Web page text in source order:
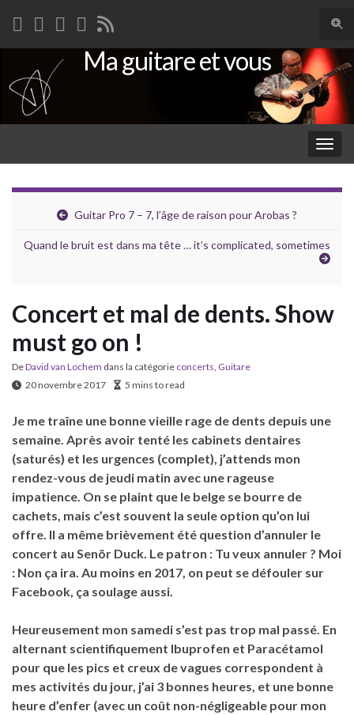
Search for:
Ma guitare et vous
Guitar Pro 7 – 7, l’âge de raison pour Arobas ?
Quand le bruit est dans ma tête … it’s complicated, sometimes
Concert et mal de dents. Show
must go on !
DeDavid van Lochem dans la catégorie concerts Guitare
20 novembre 2017
5 mins to read
Je me traîne une bonne vieille rage de dents depuis une
semaine. Après avoir tenté les cabinets dentaires
(saturés) et les urgences (complet), j’attends mon
rendez-vous de jeudi matin avec une rageuse
impatience. On se plaint que le belge se bourre de
cachets, mais c’est souvent la seule option qu’on lui
offre. Il a même brièvement été question d’annuler le
concert au Senõr Duck. Le patron : Tu veux annuler ? Moi
: Non ça ira. Au moins en 2017, on peut se défouler sur
Facebook, ça soulage aussi.
Heureusement mon samedi s’est pas trop mal passé. En
alternant scientifiquement Ibuprofen et Paracétamol
pour que les pics et creux de vagues correspondent à
mes activités du jour, j’ai 3 bonnes heures, et une bonne
heure d’enfer (avec un coût non-négligeable pour mon